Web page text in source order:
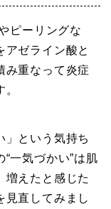
ピーリングな
アゼライン酸と
み重なって炎症
」という気持ち
一気づかい”は肌
増えたと感じた
見直してみまし